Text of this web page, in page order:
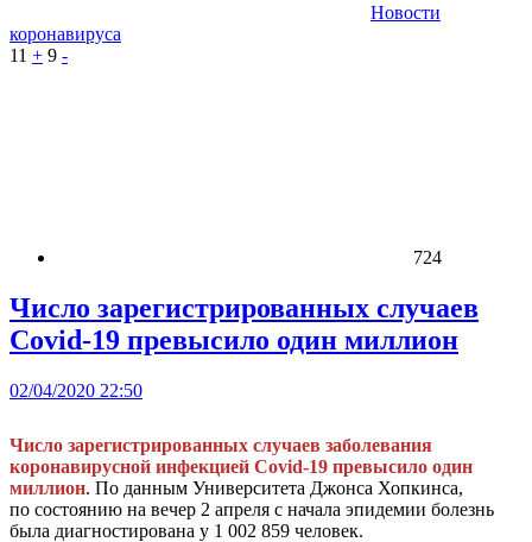
Новости
коронавируса
11 + 9 -
724
Число зарегистрированных случаев
Covid-19 превысило один миллион
02/04/2020 22:50
Число зарегистрированных случаев заболевания
коронавирусной инфекцией Covid-19 превысило один
миллион. По данным Университета Джонса Хопкинса,
по состоянию на вечер 2 апреля с начала эпидемии болезнь
была диагностирована у 1 002 859 человек.